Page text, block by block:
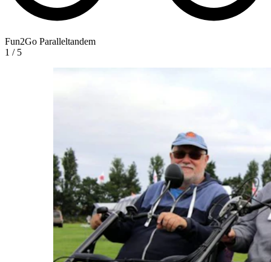
Fun2Go Paralleltandem
1 / 5